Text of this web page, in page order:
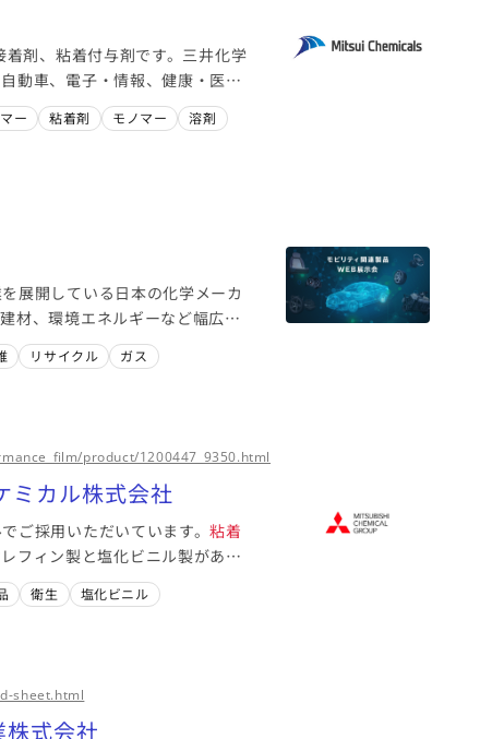
剤、粘着付与剤です。三井化学
動車、電子・情報、健康・医
いて、人々の生活をより豊かに
社会課題の解決し、持続可能な
ー 粘着剤 モノマー 溶剤
展開している日本の化学メーカ
材、環境エネルギーなど幅広い
しています。「化学」のちから
んでいます。
リサイクル ガス
product/1200447_9350.html
ミカル株式会社
ご採用いただいています。粘着
フィン製と塩化ビニル製があり
衛生 塩化ビニル
sheet.html
式会社